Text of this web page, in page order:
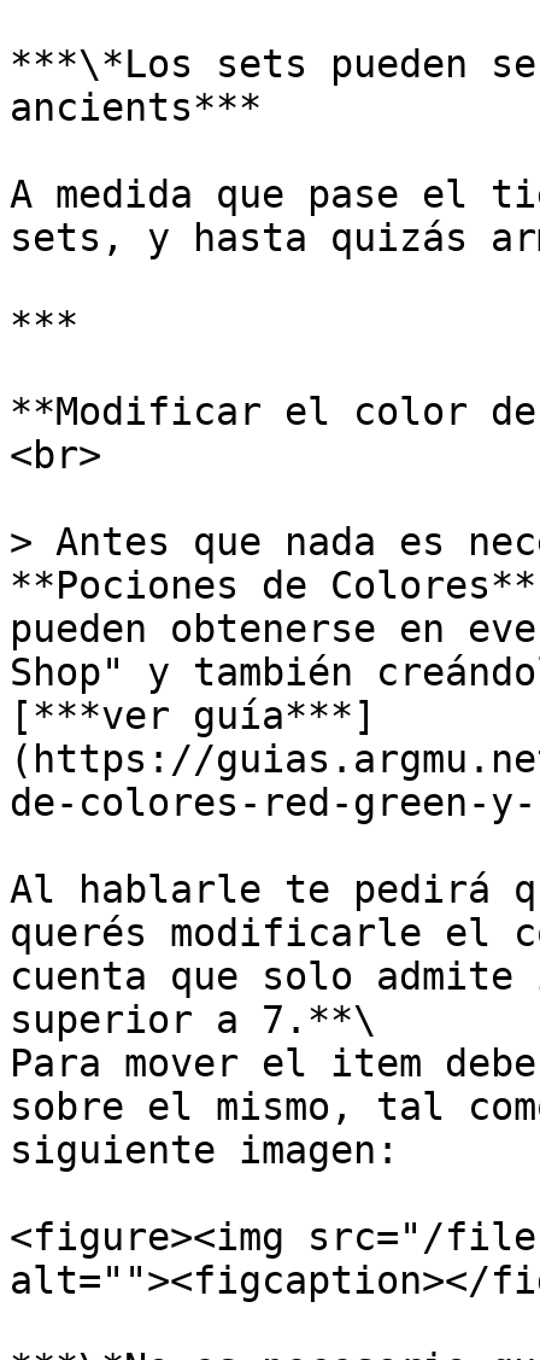
***\*Los sets pueden
ancients***
A medida que pase el
sets, y hasta quizás
***
**Modificar el color
<br>
> Antes que nada es
**Pociones de
pueden obtenerse en
Shop" y también
[***ver guía***]
(https://
de-colores-red-green-
Al hablarle te pedirá
querés modificarle el
cuenta que solo
superior a 7.**\
Para mover el item
sobre el mismo, tal
siguiente imagen:
<figure><img src="/files/
alt=""><figcaption></